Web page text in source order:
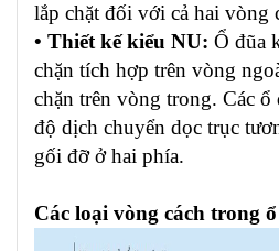
lắp chặt đối với cả hai vòng
• Thiết kế kiểu NU: Ổ đũa
chặn tích hợp trên vòng
chặn trên vòng trong. Các ổ
độ dịch chuyển dọc trục
gối đỡ ở hai phía.
Các loại vòng cách trong